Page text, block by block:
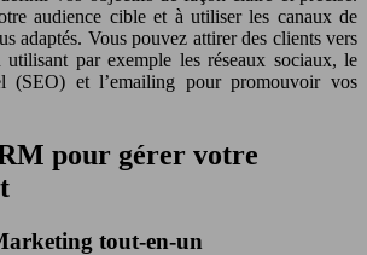
audience cible et à utiliser les canaux de
adaptés. Vous pouvez attirer des clients vers
utilisant par exemple les réseaux sociaux, le
(SEO) et l’emailing pour promouvoir vos
pour gérer votre
tout-en-un